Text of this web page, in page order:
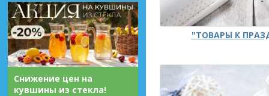
Снижение цен на
кувшины из стекла!
"ТОВАРЫ К